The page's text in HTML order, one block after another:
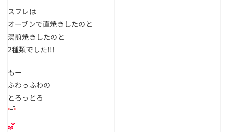
スフレは
オーブンで直焼きしたのと
湯煎焼きしたのと
2種類でした!!!
もー
ふわっふわの
とろっとろ